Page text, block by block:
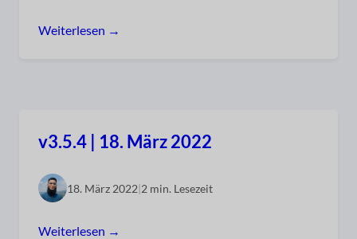
Weiterlesen →
v3.5.4 | 18. März 2022
18. März 2022|2 min. Lesezeit
Weiterlesen →